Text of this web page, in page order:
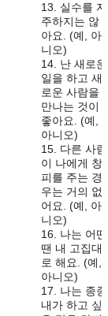
13. 실수를 자
주하지는 않
아요. (예, 아
니오)
14. 난 새로운
일을 하고 새
로운 사람을
만나는 것이
좋아요. (예,
아니오)
15. 다른 사람
이 나에게 창
피를 주는 경
우는 거의 없
어요. (예, 아
니오)
16. 나는 어떤
땐 내 고집대
로 해요. (예,
아니오)
17. 나는 종종
내가 하고 싶